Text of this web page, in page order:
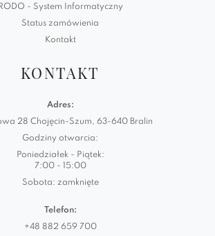
RODO - System Informatyczny
Status zamówienia
Kontakt
KONTAKT
Adres:
28 Chojęcin-Szum, 63-640 Bralin
Godziny otwarcia:
Poniedziałek - Piątek:
7:00 - 15:00
Sobota: zamknięte
Telefon:
+48 882 659 700